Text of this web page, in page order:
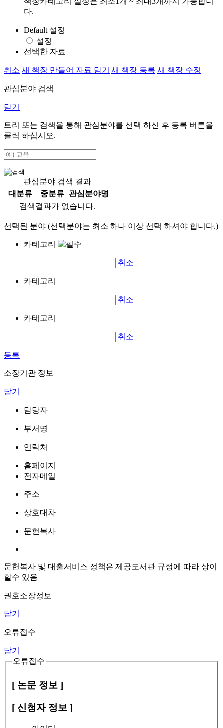
다.
Default 설정
설정
선택한 자료
취소 새 책장 만들어 자료 담기 새 책장 등록 새 책장 수정
관심분야 검색
닫기
트리 또는 검색을 통해 관심분야를 선택 하신 후 등록 버튼을
클릭 하십시오.
관심분야 검색 결과
대분류
중분류
관심분야명
검색결과가 없습니다.
선택된 분야 (선택분야는 최소 하나 이상 선택 하셔야 합니다.)
카테고리
취소
카테고리
취소
카테고리
취소
등록
소장기관 정보
닫기
담당자
부서명
연락처
홈페이지
전자메일
주소
상호대차
문헌복사
문헌복사 및 대출서비스 정책은 제공도서관 규정에 따라 상이
할수 있음
권호소장정보
닫기
오류접수
닫기
오류접수
[ 논문 정보 ]
[ 신청자 정보 ]